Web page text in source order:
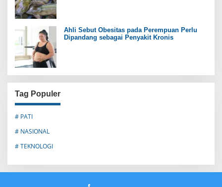
Ahli Sebut Obesitas pada Perempuan Perlu
Dipandang sebagai Penyakit Kronis
Tag Populer
# PATI
# NASIONAL
# TEKNOLOGI